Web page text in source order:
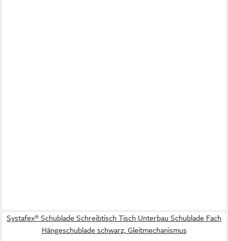
Systafex® Schublade Schreibtisch Tisch Unterbau Schublade Fach
Hängeschublade schwarz, Gleitmechanismus